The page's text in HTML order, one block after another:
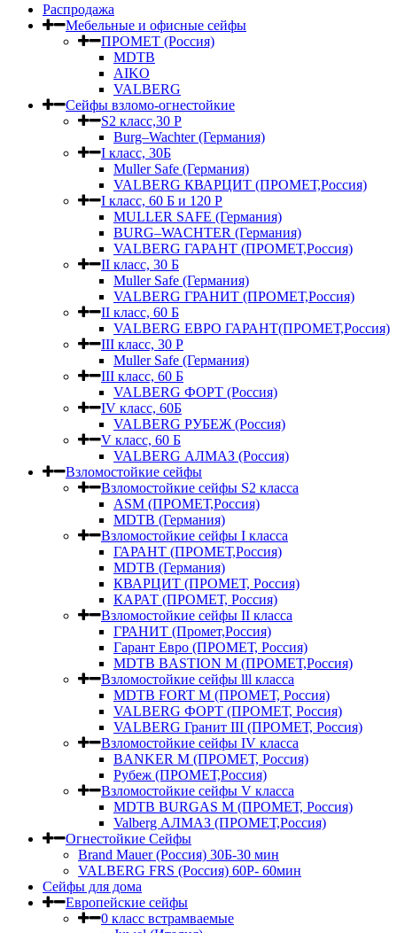
Распродажа
Мебельные и офисные сейфы
ПРОМЕТ (Россия)
MDTB
AIKO
VALBERG
Сейфы взломо-огнестойкие
S2 класс,30 Р
Burg–Wachter (Германия)
I класс, 30Б
Muller Safe (Германия)
VALBERG КВАРЦИТ (ПРОМЕТ,Россия)
I класс, 60 Б и 120 Р
MULLER SAFE (Германия)
BURG–WACHTER (Германия)
VALBERG ГАРАНТ (ПРОМЕТ,Россия)
II класс, 30 Б
Muller Safe (Германия)
VALBERG ГРАНИТ (ПРОМЕТ,Россия)
II класс, 60 Б
VALBERG ЕВРО ГАРАНТ(ПРОМЕТ,Россия)
III класс, 30 Р
Muller Safe (Германия)
III класс, 60 Б
VALBERG ФОРТ (Россия)
IV класс, 60Б
VALBERG РУБЕЖ (Россия)
V класс, 60 Б
VALBERG АЛМАЗ (Россия)
Взломостойкие сейфы
Взломостойкие сейфы S2 класса
ASM (ПРОМЕТ,Россия)
MDTB (Германия)
Взломостойкие сейфы I класса
ГАРАНТ (ПРОМЕТ,Россия)
MDTB (Германия)
КВАРЦИТ (ПРОМЕТ, Россия)
КАРАТ (ПРОМЕТ, Россия)
Взломостойкие сейфы II класса
ГРАНИТ (Промет,Россия)
Гарант Евро (ПРОМЕТ, Россия)
MDTB BASTION M (ПРОМЕТ,Россия)
Взломостойкие сейфы lll класса
MDTB FORT M (ПРОМЕТ, Россия)
VALBERG ФОРТ (ПРОМЕТ, Россия)
VALBERG Гранит III (ПРОМЕТ, Россия)
Взломостойкие сейфы IV класса
BANKER M (ПРОМЕТ, Россия)
Рубеж (ПРОМЕТ,Россия)
Взломостойкие сейфы V класса
MDTB BURGAS M (ПРОМЕТ, Россия)
Valberg АЛМАЗ (ПРОМЕТ,Россия)
Огнестойкие Сейфы
Brand Mauer (Россия) 30Б-30 мин
VALBERG FRS (Россия) 60Р- 60мин
Сейфы для дома
Европейские сейфы
0 класс встрамваемые